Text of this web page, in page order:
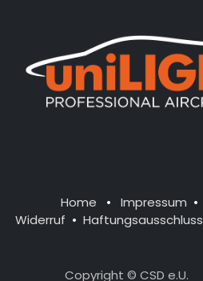
Home • Impressum •
Widerruf • Haftungsausschluss
Copyright © CSD e.U.